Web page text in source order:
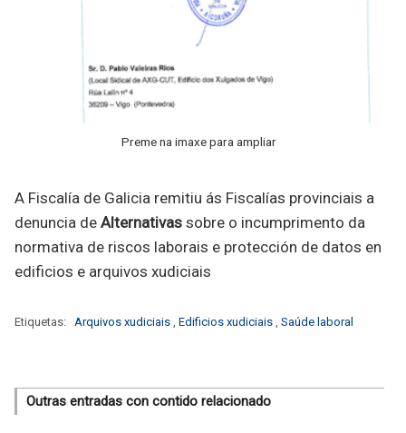
Preme na imaxe para ampliar
A Fiscalía de Galicia remitiu ás Fiscalías provinciais a
denuncia de Alternativas sobre o incumprimento da
normativa de riscos laborais e protección de datos en
edificios e arquivos xudiciais
Etiquetas: Arquivos xudiciais , Edificios xudiciais , Saúde laboral
Outras entradas con contido relacionado